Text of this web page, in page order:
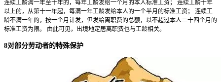
连续工龄满一年至十年的，每年工龄发给一个月的本人标准工资； 连续工龄十年
以上的，从第十一年起，每满一年工龄发给本人的一个半月的标准工资； 连续工
龄不满一年的，按一个月计发，但发给离职费的总额，以不超过本人二十四个月的
标准工资为限。 由此可见，出境地定居离职费也与工龄相关。
8对部分劳动者的特殊保护